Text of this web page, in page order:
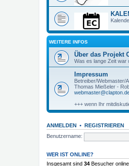
WEITERE INFOS
Über das Projekt
Was es lange Zeit war
Impressum
Betreiber/Webmaster/
Thomas Mießeler -
+++ wenn Ihr
ANMELDEN • REGISTRIEREN
Benutzername:
WER IST ONLINE?
Insgesamt sind 34 Besucher